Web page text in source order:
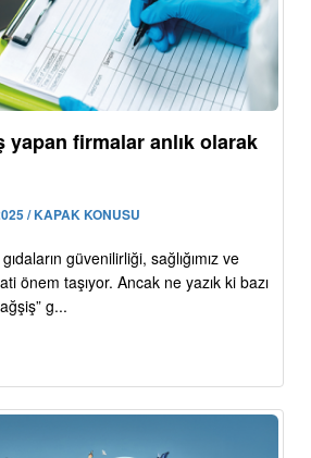
yapan firmalar anlık olarak
/ KAPAK KONUSU
güvenilirliği, sağlığımız ve
önem taşıyor. Ancak ne yazık ki bazı
g...